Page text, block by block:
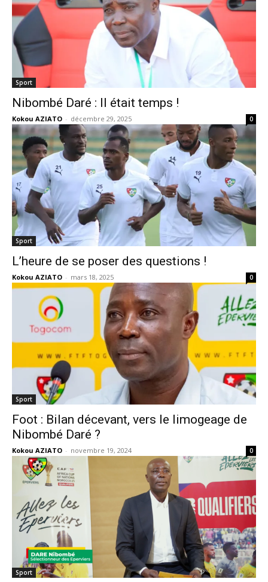
Sport
Nibombé Daré : Il était temps !
Kokou AZIATO - décembre 29, 2025 0
Sport
L’heure de se poser des questions !
Kokou AZIATO - mars 18, 2025 0
Sport
Foot : Bilan décevant, vers le limogeage de
Nibombé Daré ?
Kokou AZIATO - novembre 19, 2024 0
Sport